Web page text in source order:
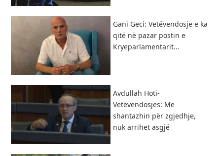
Gani Geci: Vetëvendosje e ka
qitë në pazar postin e
Kryeparlamentarit...
Avdullah Hoti-
Vetëvendosjes: Me
shantazhin për zgjedhje,
nuk arrihet asgjë